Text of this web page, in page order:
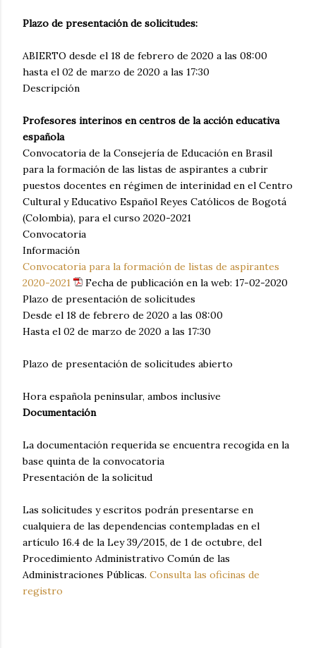
Plazo de presentación de solicitudes:
ABIERTO desde el 18 de febrero de 2020 a las 08:00
hasta el 02 de marzo de 2020 a las 17:30
Descripción
Profesores interinos en centros de la acción educativa
española
Convocatoria de la Consejería de Educación en Brasil
para la formación de las listas de aspirantes a cubrir
puestos docentes en régimen de interinidad en el Centro
Cultural y Educativo Español Reyes Católicos de Bogotá
(Colombia), para el curso 2020-2021
Convocatoria
Información
Convocatoria para la formación de listas de aspirantes
2020-2021
Fecha de publicación en la web: 17-02-2020
Plazo de presentación de solicitudes
Desde el 18 de febrero de 2020 a las 08:00
Hasta el 02 de marzo de 2020 a las 17:30
Plazo de presentación de solicitudes abierto
Hora española peninsular, ambos inclusive
Documentación
La documentación requerida se encuentra recogida en la
base quinta de la convocatoria
Presentación de la solicitud
Las solicitudes y escritos podrán presentarse en
cualquiera de las dependencias contempladas en el
artículo 16.4 de la Ley 39/2015, de 1 de octubre, del
Procedimiento Administrativo Común de las
Administraciones Públicas. Consulta las oficinas de
registro